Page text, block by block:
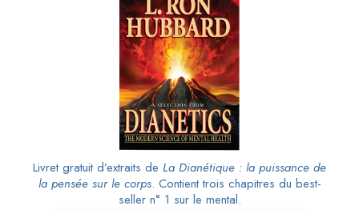
Livret gratuit d’extraits de La Dianétique : la puissance de
la pensée sur le corps. Contient trois chapitres du best-
seller n° 1 sur le mental.